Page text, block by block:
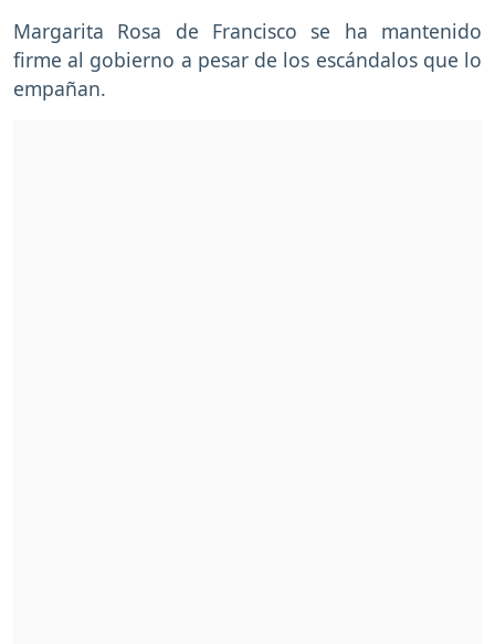
Margarita Rosa de Francisco se ha mantenido
firme al gobierno a pesar de los escándalos que lo
empañan.